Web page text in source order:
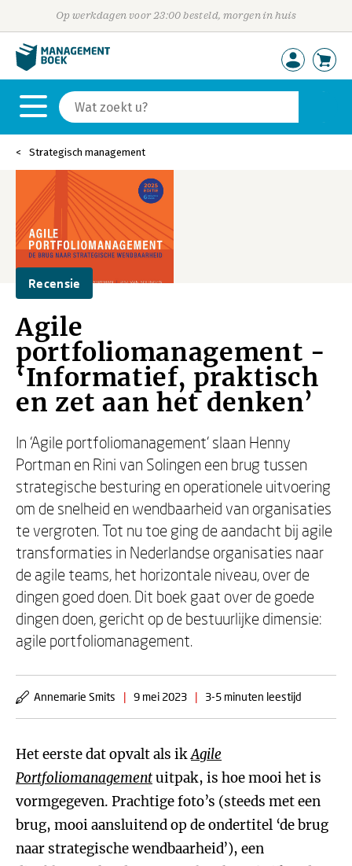
Op werkdagen voor 23:00 besteld, morgen in huis
Strategisch management
Recensie
Agile
portfoliomanagement -
‘Informatief, praktisch
en zet aan het denken’
In ‘Agile portfoliomanagement’ slaan Henny
Portman en Rini van Solingen een brug tussen
strategische besturing en operationele uitvoering
om de snelheid en wendbaarheid van organisaties
te vergroten. Tot nu toe ging de aandacht bij agile
transformaties in Nederlandse organisaties naar
de agile teams, het horizontale niveau, over de
dingen goed doen. Dit boek gaat over de goede
dingen doen, gericht op de bestuurlijke dimensie:
agile portfoliomanagement.
Annemarie Smits | 9 mei 2023 | 3-5 minuten leestijd
Het eerste dat opvalt als ikAgile
Portfoliomanagementuitpak, is hoe mooi het is
vormgegeven. Prachtige foto’s (steeds met een
brug, mooi aansluitend op de ondertitel ‘de brug
naar strategische wendbaarheid’), een